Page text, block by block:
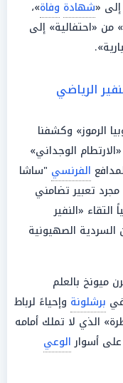
إلى «شهادة وفاة»،
من «احتفالية» إلى
الرياضي
الرموز» وكشفنا
الوجداني»
الفرنسي "ساشا
تعبير تضامني
«النفير
السردية الصهيونية
ميونخ بالعلم
برشلونة وإحياءً لرباط
الذي لا تملك أمامه
على أسوارالوعي